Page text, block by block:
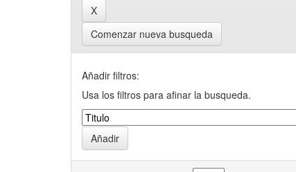
Comenzar nueva busqueda
Añadir filtros:
Usa los filtros para afinar la busqueda.